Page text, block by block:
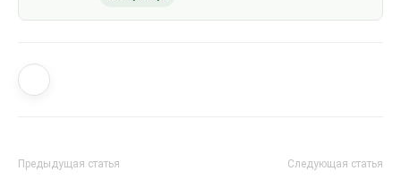
Предыдущая статья Следующая статья